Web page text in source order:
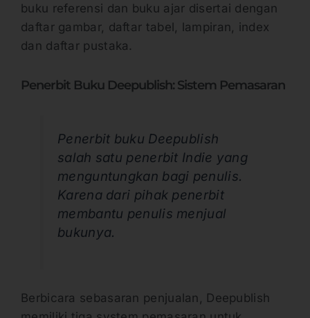
buku referensi dan buku ajar disertai dengan
daftar gambar, daftar tabel, lampiran, index
dan daftar pustaka.
Penerbit Buku Deepublish: Sistem Pemasaran
Penerbit buku Deepublish
salah satu penerbit Indie yang
menguntungkan bagi penulis.
Karena dari pihak penerbit
membantu penulis menjual
bukunya.
Berbicara sebasaran penjualan, Deepublish